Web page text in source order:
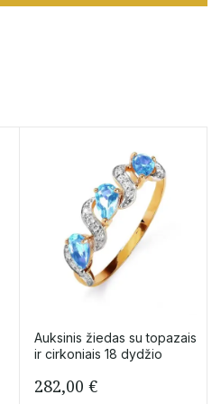
Auksinis žiedas su topazais
ir cirkoniais 18 dydžio
282,00 €